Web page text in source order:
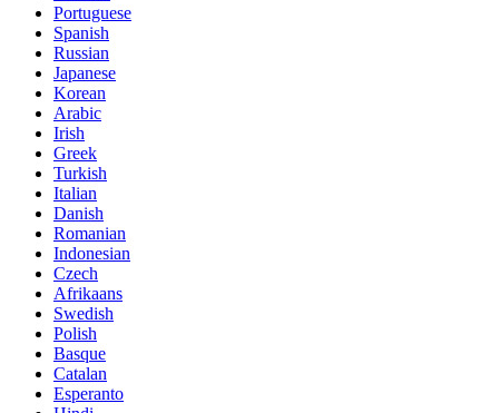
Portuguese
Spanish
Russian
Japanese
Korean
Arabic
Irish
Greek
Turkish
Italian
Danish
Romanian
Indonesian
Czech
Afrikaans
Swedish
Polish
Basque
Catalan
Esperanto